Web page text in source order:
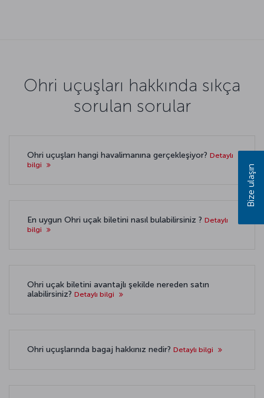
Ohri uçuşları hakkında sıkça
sorulan sorular
Ohri uçuşları hangi havalimanına gerçekleşiyor? Detaylı
bilgi
En uygun Ohri uçak biletini nasıl bulabilirsiniz ? Detaylı
bilgi
Ohri uçak biletini avantajlı şekilde nereden satın
alabilirsiniz? Detaylı bilgi
Ohri uçuşlarında bagaj hakkınız nedir? Detaylı bilgi
Bize ulaşın